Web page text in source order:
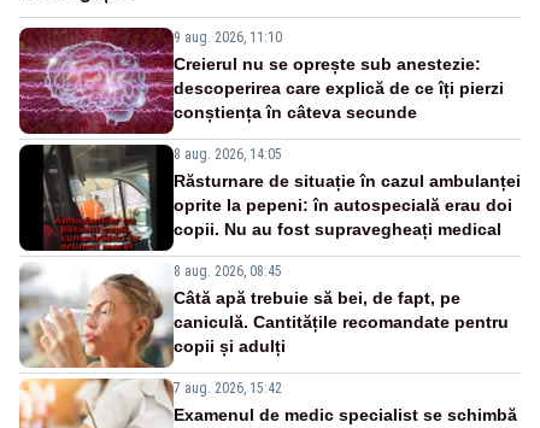
9 aug. 2026, 11:10
Creierul nu se oprește sub anestezie:
descoperirea care explică de ce îți pierzi
conștiența în câteva secunde
8 aug. 2026, 14:05
Răsturnare de situație în cazul ambulanței
oprite la pepeni: în autospecială erau doi
copii. Nu au fost supravegheați medical
8 aug. 2026, 08:45
Câtă apă trebuie să bei, de fapt, pe
caniculă. Cantitățile recomandate pentru
copii și adulți
7 aug. 2026, 15:42
Examenul de medic specialist se schimbă